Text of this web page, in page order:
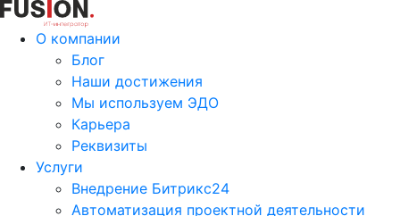
О компании
Блог
Наши достижения
Мы используем ЭДО
Карьера
Реквизиты
Услуги
Внедрение Битрикс24
Автоматизация проектной деятельности